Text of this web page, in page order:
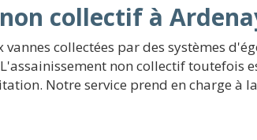
collectif à
collectées par des systèmes
non collectif toutefois
Notre service prend en charge à